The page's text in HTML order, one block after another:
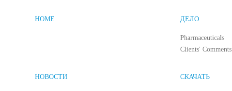
HOME ДЕЛО
Pharmaceuticals
Clients' Comments
НОВОСТИ СКАЧАТЬ